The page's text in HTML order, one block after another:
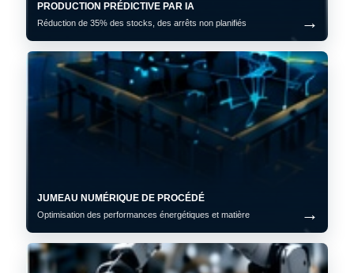
PRODUCTION PRÉDICTIVE PAR IA
Réduction de 35% des stocks, des arrêts non planifiés
JUMEAU NUMÉRIQUE DE PROCÉDÉ
Optimisation des performances énergétiques et matière